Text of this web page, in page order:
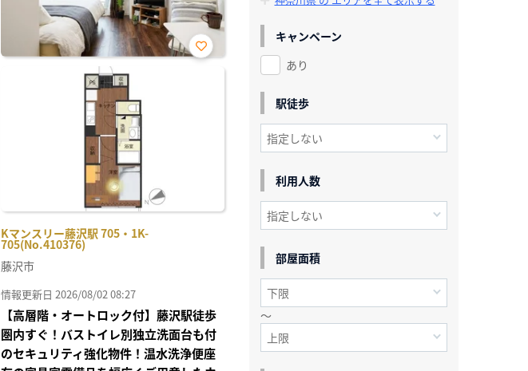
Kマンスリー藤沢駅 705・1K-
705(No.410376)
お気
藤沢市
情報更新日 2026/08/02 08:27
【高層階・オートロック付】藤沢駅徒歩
圏内すぐ！バストイレ別独立洗面台も付
のセキュリティ強化物件！温水洗浄便座
キャンペーン
あり
駅徒歩
利用人数
部屋面積
～